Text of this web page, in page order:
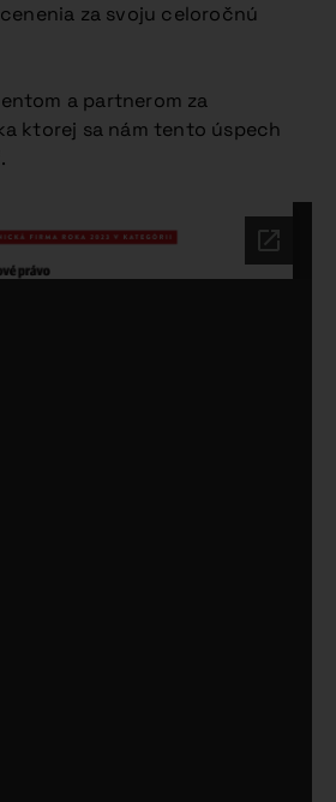
za svoju celoročnú
a partnerom za
ktorej sa nám tento úspech